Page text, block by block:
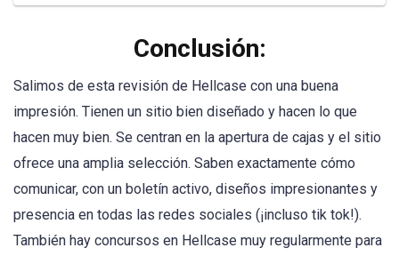
Conclusión:
Salimos de esta revisión de Hellcase con una buena
impresión. Tienen un sitio bien diseñado y hacen lo que
hacen muy bien. Se centran en la apertura de cajas y el sitio
ofrece una amplia selección. Saben exactamente cómo
comunicar, con un boletín activo, diseños impresionantes y
presencia en todas las redes sociales (¡incluso tik tok!).
También hay concursos en Hellcase muy regularmente para